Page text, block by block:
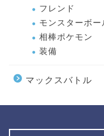
フレンド
モンスターボ
相棒ポケモン
装備
マックスバトル